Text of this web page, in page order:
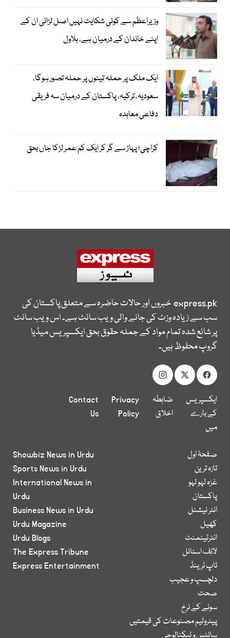
وزیراعظم سے کوئی شکایت نہیں اصل لڑائی ان کے
اپنے خاندان کے درمیان ہے، بلاول
ایک ملک پر حملہ تینوں پر حملہ تصور ہوگا،
سعودیہ، ترکیہ، پاکستان کے درمیان سہ فریقی
دفاعی معاہدہ
کراچی؛ پہاڑ سے گر کر ایک کم عمر لڑکا جاں بحق
express.pkخبروں اور حالات حاضرہ سے متعلق پاکستان کی
سب سے زیادہ وزٹ کی جانے والی ویب سائٹ ہے۔ اس ویب سائٹ
پر شائع شدہ تمام مواد کے جملہ حقوق بحق ایکسپریس میڈیا
گروپ محفوظ ہیں۔
ایکسپریس
کے بارے
میں
ضابطہ
اخلاق
Privacy
Policy
Contact
Us
صفحۂ اول
تازہ ترین
غزہ لہو لہو
پاکستان
انٹر نیشنل
کھیل
انٹرٹینمنٹ
لائف اسٹائل
ٹاپ ٹرینڈ
دلچسپ و عجیب
صحت
سونے کے نرخ
پیٹرولیم مصنوعات کی قیمتیں
سائنس و ٹیکنالوجی
Showbiz News in Urdu
Sports News in Urdu
International News in
Urdu
Business News in Urdu
Urdu Magazine
Urdu Blogs
The Express Tribune
Express Entertainment